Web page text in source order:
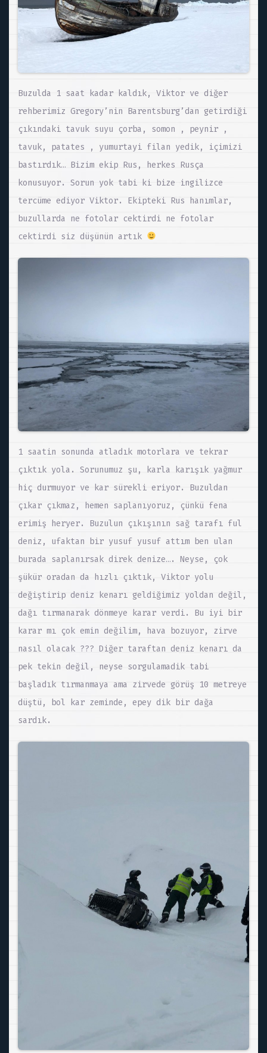
Buzulda 1 saat kadar kaldık, Viktor ve diğer
rehberimiz Gregory’nin Barentsburg’dan getirdiği
çıkındaki tavuk suyu çorba, somon , peynir ,
tavuk, patates , yumurtayi filan yedik, içimizi
bastırdık… Bizim ekip Rus, herkes Rusça
konusuyor. Sorun yok tabi ki bize ingilizce
tercüme ediyor Viktor. Ekipteki Rus hanımlar,
buzullarda ne fotolar cektirdi ne fotolar
cektirdi siz düşünün artık
1 saatin sonunda atladık motorlara ve tekrar
çıktık yola. Sorunumuz şu, karla karışık yağmur
hiç durmuyor ve kar sürekli eriyor. Buzuldan
çıkar çıkmaz, hemen saplanıyoruz, çünkü fena
erimiş heryer. Buzulun çıkışının sağ tarafı ful
deniz, ufaktan bir yusuf yusuf attım ben ulan
burada saplanırsak direk denize…. Neyse, çok
şükür oradan da hızlı çıktık, Viktor yolu
değiştirip deniz kenarı geldiğimiz yoldan değil,
dağı tırmanarak dönmeye karar verdi. Bu iyi bir
karar mı çok emin değilim, hava bozuyor, zirve
nasıl olacak ??? Diğer taraftan deniz kenarı da
pek tekin değil, neyse sorgulamadik tabi
başladık tırmanmaya ama zirvede görüş 10 metreye
düştü, bol kar zeminde, epey dik bir dağa
sardık.